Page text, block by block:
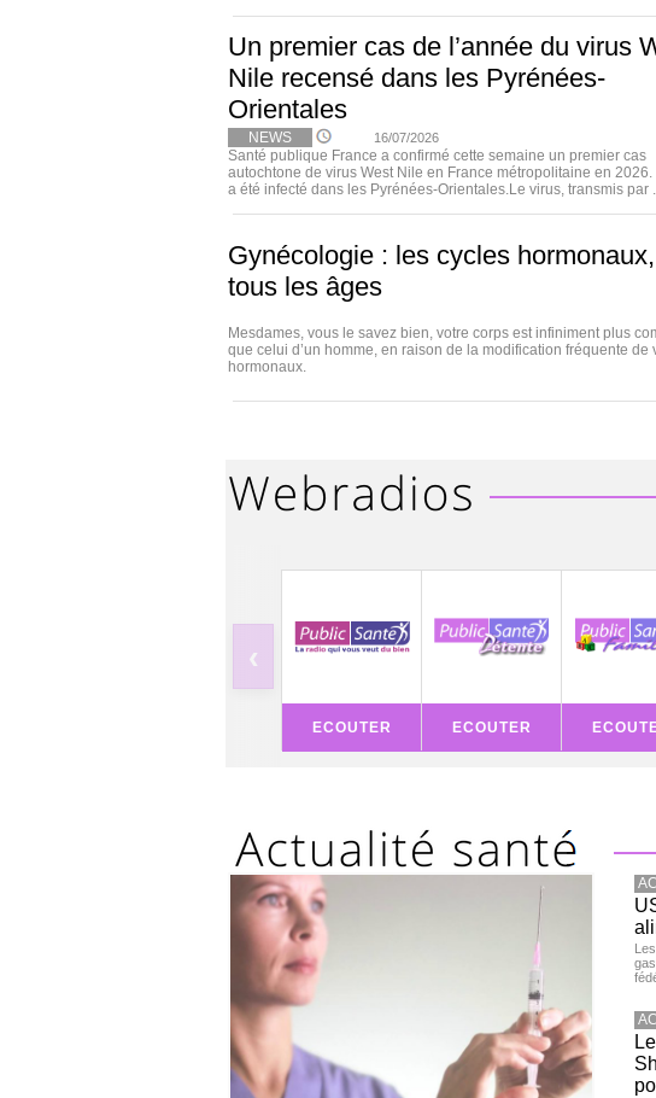
Un premier cas de l’année du virus
Nile recensé dans les Pyrénées-
Orientales
NEWS 16/07/2026
Santé publique France a confirmé cette semaine un premier cas
autochtone de virus West Nile en France métropolitaine en
a été infecté dans les Pyrénées-Orientales.Le virus, transmis par
Gynécologie : les cycles
tous les âges
Mesdames, vous le savez bien, votre corps est infiniment plus
que celui d’un homme, en raison de la modification fréquente de
hormonaux.
‹
ECOUTER ECOUTER